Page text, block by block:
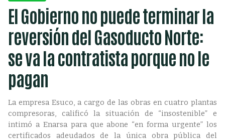
El Gobierno no puede terminar la
reversión del Gasoducto Norte:
se va la contratista porque no le
pagan
La empresa Esuco, a cargo de las obras en cuatro plantas
compresoras, calificó la situación de “insostenible” e
intimó a Enarsa para que abone “en forma urgente” los
certificados adeudados de la única obra pública del